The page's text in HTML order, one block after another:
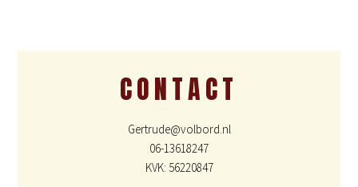
CONTACT
Gertrude@volbord.nl
06-13618247
KVK: 56220847